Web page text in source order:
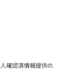
確認済情報提供のAPI